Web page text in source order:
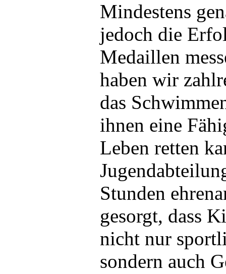
Mindestens
jedoch die
Medaillen
haben wir
das
ihnen eine
Leben retten
Stunden
gesorgt, dass
nicht nur
sondern auch